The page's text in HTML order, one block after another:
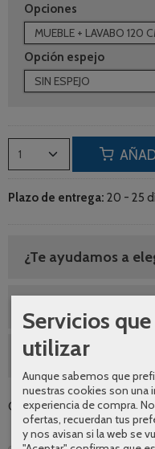
Opciones
Opción espejo
Plazo de entrega: 20 - 25
¿Te ayudamos a
SEGUNDAS
Categoría:Muebles de
Servicios
utilizar
Aunque sabemos que
nuestras cookies son
experiencia de compra.
ofertas, recuerdan tus
y nos avisan si la web se